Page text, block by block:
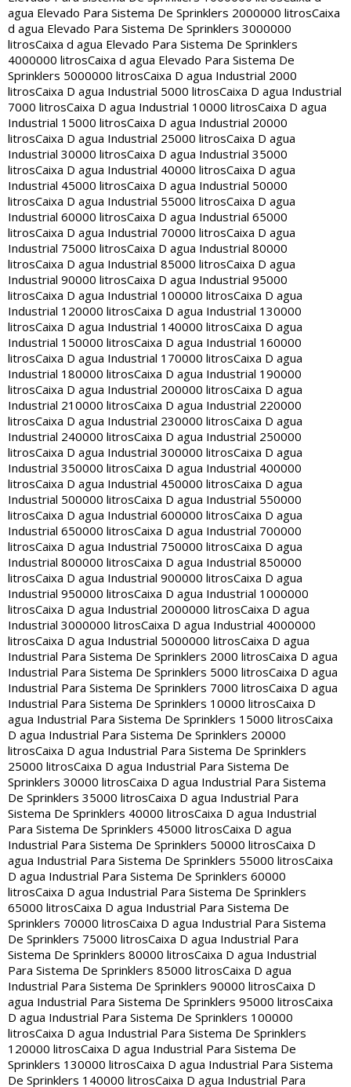
agua Elevado Para Sistema De Sprinklers 2000000 litrosCaixa
d agua Elevado Para Sistema De Sprinklers 3000000
litrosCaixa d agua Elevado Para Sistema De Sprinklers
4000000 litrosCaixa d agua Elevado Para Sistema De
Sprinklers 5000000 litrosCaixa D agua Industrial 2000
litrosCaixa D agua Industrial 5000 litrosCaixa D agua Industrial
7000 litrosCaixa D agua Industrial 10000 litrosCaixa D agua
Industrial 15000 litrosCaixa D agua Industrial 20000
litrosCaixa D agua Industrial 25000 litrosCaixa D agua
Industrial 30000 litrosCaixa D agua Industrial 35000
litrosCaixa D agua Industrial 40000 litrosCaixa D agua
Industrial 45000 litrosCaixa D agua Industrial 50000
litrosCaixa D agua Industrial 55000 litrosCaixa D agua
Industrial 60000 litrosCaixa D agua Industrial 65000
litrosCaixa D agua Industrial 70000 litrosCaixa D agua
Industrial 75000 litrosCaixa D agua Industrial 80000
litrosCaixa D agua Industrial 85000 litrosCaixa D agua
Industrial 90000 litrosCaixa D agua Industrial 95000
litrosCaixa D agua Industrial 100000 litrosCaixa D agua
Industrial 120000 litrosCaixa D agua Industrial 130000
litrosCaixa D agua Industrial 140000 litrosCaixa D agua
Industrial 150000 litrosCaixa D agua Industrial 160000
litrosCaixa D agua Industrial 170000 litrosCaixa D agua
Industrial 180000 litrosCaixa D agua Industrial 190000
litrosCaixa D agua Industrial 200000 litrosCaixa D agua
Industrial 210000 litrosCaixa D agua Industrial 220000
litrosCaixa D agua Industrial 230000 litrosCaixa D agua
Industrial 240000 litrosCaixa D agua Industrial 250000
litrosCaixa D agua Industrial 300000 litrosCaixa D agua
Industrial 350000 litrosCaixa D agua Industrial 400000
litrosCaixa D agua Industrial 450000 litrosCaixa D agua
Industrial 500000 litrosCaixa D agua Industrial 550000
litrosCaixa D agua Industrial 600000 litrosCaixa D agua
Industrial 650000 litrosCaixa D agua Industrial 700000
litrosCaixa D agua Industrial 750000 litrosCaixa D agua
Industrial 800000 litrosCaixa D agua Industrial 850000
litrosCaixa D agua Industrial 900000 litrosCaixa D agua
Industrial 950000 litrosCaixa D agua Industrial 1000000
litrosCaixa D agua Industrial 2000000 litrosCaixa D agua
Industrial 3000000 litrosCaixa D agua Industrial 4000000
litrosCaixa D agua Industrial 5000000 litrosCaixa D agua
Industrial Para Sistema De Sprinklers 2000 litrosCaixa D agua
Industrial Para Sistema De Sprinklers 5000 litrosCaixa D agua
Industrial Para Sistema De Sprinklers 7000 litrosCaixa D agua
Industrial Para Sistema De Sprinklers 10000 litrosCaixa D
agua Industrial Para Sistema De Sprinklers 15000 litrosCaixa
D agua Industrial Para Sistema De Sprinklers 20000
litrosCaixa D agua Industrial Para Sistema De Sprinklers
25000 litrosCaixa D agua Industrial Para Sistema De
Sprinklers 30000 litrosCaixa D agua Industrial Para Sistema
De Sprinklers 35000 litrosCaixa D agua Industrial Para
Sistema De Sprinklers 40000 litrosCaixa D agua Industrial
Para Sistema De Sprinklers 45000 litrosCaixa D agua
Industrial Para Sistema De Sprinklers 50000 litrosCaixa D
agua Industrial Para Sistema De Sprinklers 55000 litrosCaixa
D agua Industrial Para Sistema De Sprinklers 60000
litrosCaixa D agua Industrial Para Sistema De Sprinklers
65000 litrosCaixa D agua Industrial Para Sistema De
Sprinklers 70000 litrosCaixa D agua Industrial Para Sistema
De Sprinklers 75000 litrosCaixa D agua Industrial Para
Sistema De Sprinklers 80000 litrosCaixa D agua Industrial
Para Sistema De Sprinklers 85000 litrosCaixa D agua
Industrial Para Sistema De Sprinklers 90000 litrosCaixa D
agua Industrial Para Sistema De Sprinklers 95000 litrosCaixa
D agua Industrial Para Sistema De Sprinklers 100000
litrosCaixa D agua Industrial Para Sistema De Sprinklers
120000 litrosCaixa D agua Industrial Para Sistema De
Sprinklers 130000 litrosCaixa D agua Industrial Para Sistema
De Sprinklers 140000 litrosCaixa D agua Industrial Para